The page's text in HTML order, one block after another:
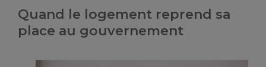
Quand le logement reprend sa
place au gouvernement